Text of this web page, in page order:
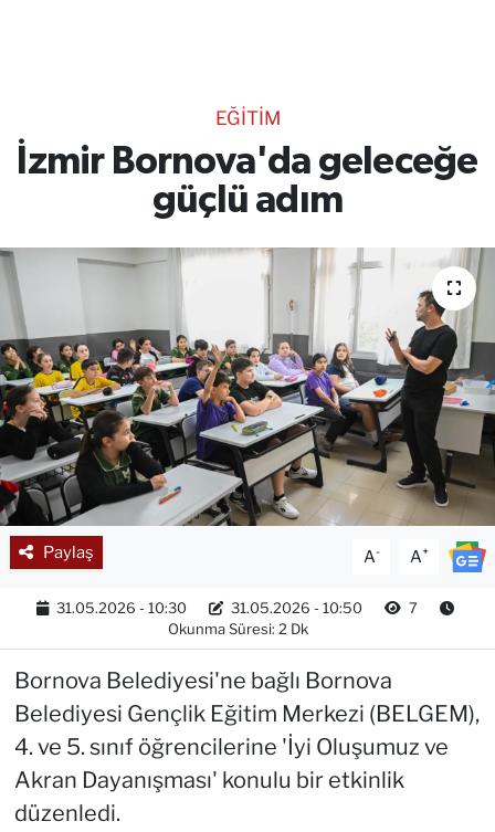
EĞİTİM
İzmir Bornova'da geleceğe
güçlü adım
Paylaş A- A+
31.05.2026 - 10:30 31.05.2026 - 10:50
7
Okunma Süresi: 2 Dk
Bornova Belediyesi'ne bağlı Bornova
Belediyesi Gençlik Eğitim Merkezi (BELGEM),
4. ve 5. sınıf öğrencilerine 'İyi Oluşumuz ve
Akran Dayanışması' konulu bir etkinlik
düzenledi.
RESMİ İLANLAR
Gencsesfm Canlı Dinle